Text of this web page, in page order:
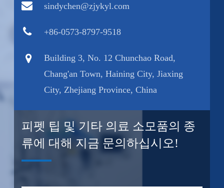
sindychen@zjykyl.com
+86-0573-8797-9518
Building 3, No. 12 Chunchao Road,
Chang'an Town, Haining City, Jiaxing
City, Zhejiang Province, China
피펫 팁 및 기타 의료 소모품의 종
류에 대해 지금 문의하십시오!